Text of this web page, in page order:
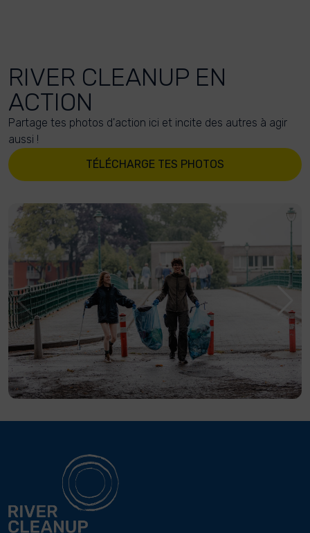
RIVER CLEANUP EN
ACTION
Partage tes photos d'action ici et incite des autres à agir
aussi !
TÉLÉCHARGE TES PHOTOS